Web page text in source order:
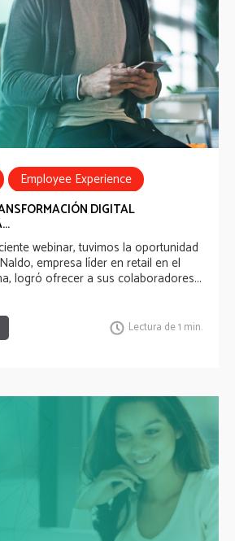
Employee Experience
Webinar
DIGITAL
webinar, tuvimos la oportunidad
Naldo, empresa líder en retail en el
logró ofrecer a sus colaboradores...
Lectura de 1 min.